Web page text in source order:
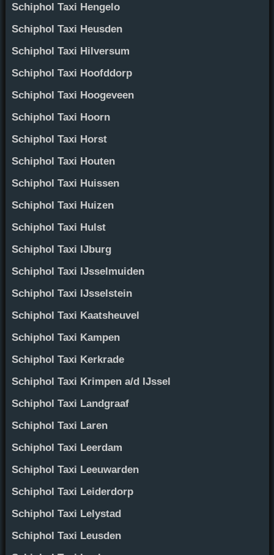
Schiphol Taxi Hengelo
Schiphol Taxi Heusden
Schiphol Taxi Hilversum
Schiphol Taxi Hoofddorp
Schiphol Taxi Hoogeveen
Schiphol Taxi Hoorn
Schiphol Taxi Horst
Schiphol Taxi Houten
Schiphol Taxi Huissen
Schiphol Taxi Huizen
Schiphol Taxi Hulst
Schiphol Taxi IJburg
Schiphol Taxi IJsselmuiden
Schiphol Taxi IJsselstein
Schiphol Taxi Kaatsheuvel
Schiphol Taxi Kampen
Schiphol Taxi Kerkrade
Schiphol Taxi Krimpen a/d IJssel
Schiphol Taxi Landgraaf
Schiphol Taxi Laren
Schiphol Taxi Leerdam
Schiphol Taxi Leeuwarden
Schiphol Taxi Leiderdorp
Schiphol Taxi Lelystad
Schiphol Taxi Leusden